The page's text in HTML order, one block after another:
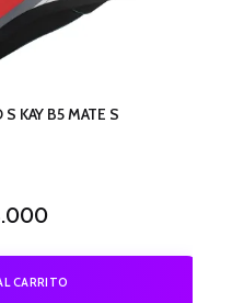
KAY B5 MATE S
CARRITO